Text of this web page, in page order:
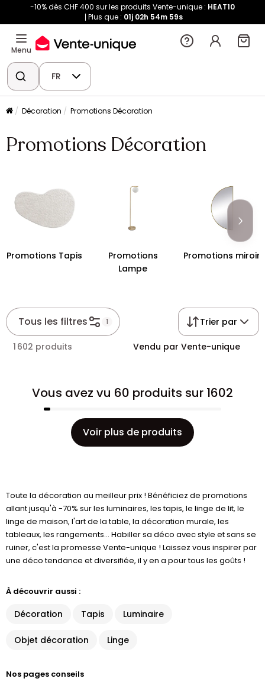
-10% dès CHF 400 sur les produits Vente-unique : HEAT10
Plus que : 01j 02h 54m 58s
Menu
FR
Décoration Promotions Décoration
Promotions Décoration
Promotions Tapis
Promotions
Lampe
Promotions miroir
Tous les filtres 1 Trier par
1 602 produits Vendu par Vente-unique
Vous avez vu 60 produits sur 1602
Voir plus de produits
Toute la décoration au meilleur prix ! Bénéficiez de promotions
allant jusqu'à -70% sur les luminaires, les tapis, le linge de lit, le
linge de maison, l'art de la table, la décoration murale, les
tableaux, les rangements... Habiller sa déco avec style et sans se
ruiner, c'est la promesse Vente-unique ! Laissez vous inspirer par
une déco tendance et diversifiée, il y en a pour tous les goûts !
À découvrir aussi :
Décoration Tapis Luminaire
Objet décoration Linge
Nos pages conseils